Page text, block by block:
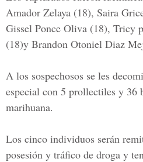
Amador Zelaya (18), Saira
Gissel Ponce Oliva (18), Tricy
(18)y Brandon Otoniel Diaz
A los sospechosos se les
especial con 5 prollectiles y 36
marihuana.
Los cinco individuos serán
posesión y tráfico de droga y